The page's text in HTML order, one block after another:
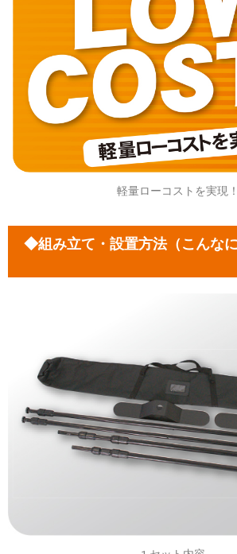
軽量ローコストを実現！
◆組み立て・設置方法（こんなに